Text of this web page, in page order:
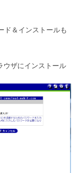
ド＆インストールも
ウザにインストール